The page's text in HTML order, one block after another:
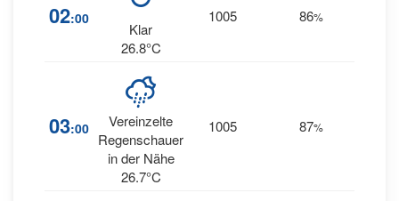
02:00
Klar
26.8°C
1005 86%
03:00
Vereinzelte
Regenschauer
in der Nähe
26.7°C
1005 87%